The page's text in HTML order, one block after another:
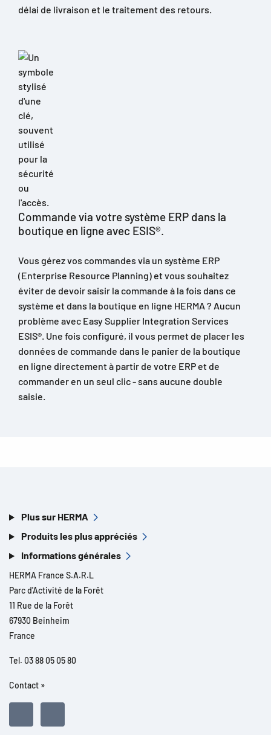
délai de livraison et le traitement des retours.
Commande via votre système ERP dans la
boutique en ligne avec ESIS®.
Vous gérez vos commandes via un système ERP
(Enterprise Resource Planning) et vous souhaitez
éviter de devoir saisir la commande à la fois dans ce
système et dans la boutique en ligne HERMA ? Aucun
problème avec Easy Supplier Integration Services
ESIS®. Une fois configuré, il vous permet de placer les
données de commande dans le panier de la boutique
en ligne directement à partir de votre ERP et de
commander en un seul clic - sans aucune double
saisie.
Plus sur HERMA
Produits les plus appréciés
Informations générales
HERMA France S.A.R.L
Parc d'Activité de la Forêt
11 Rue de la Forêt
67930 Beinheim
France
Tel. 03 88 05 05 80
Contact »